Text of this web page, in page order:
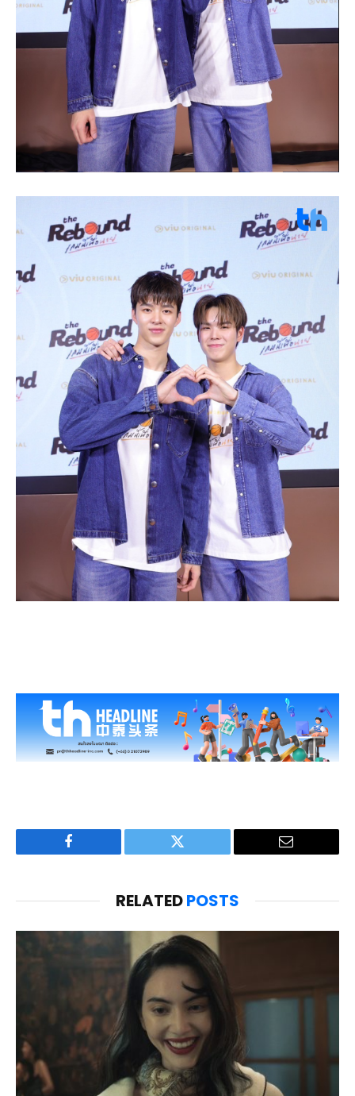
Facebook Twitter Email
RELATEDPOSTS